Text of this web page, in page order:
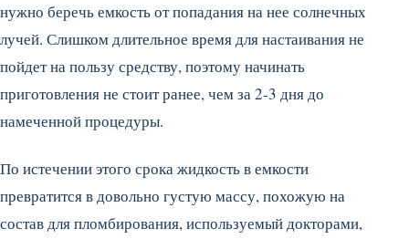
нужно беречь емкость от попадания на нее солнечных
лучей. Слишком длительное время для настаивания не
пойдет на пользу средству, поэтому начинать
приготовления не стоит ранее, чем за 2-3 дня до
намеченной процедуры.
По истечении этого срока жидкость в емкости
превратится в довольно густую массу, похожую на
состав для пломбирования, используемый докторами,